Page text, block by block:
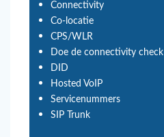
Connectivity
Co-locatie
CPS/WLR
Doe de connectivity check
DID
Hosted VoIP
Servicenummers
SIP Trunk